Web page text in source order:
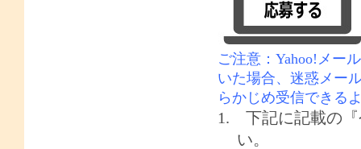
ご注意： Yahoo! メー
いた場合、迷惑メー
らかじめ受信できる
1.
下記に記載の
い。